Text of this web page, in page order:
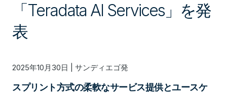
「Teradata AI Services」を発
表
2025年10月30日 | サンディエゴ発
スプリント方式の柔軟なサービス提供とユースケ